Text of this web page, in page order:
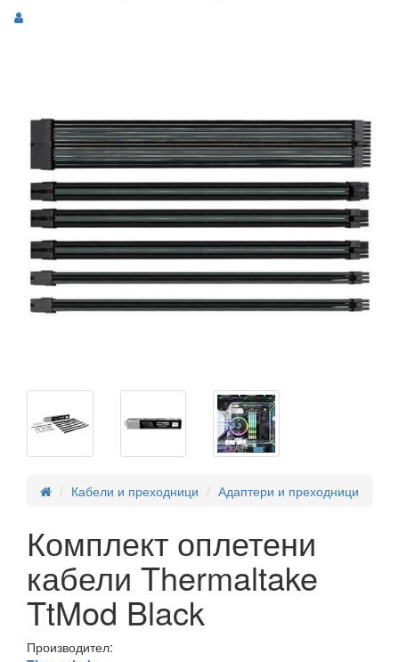
Кабели и преходници Адаптери и преходници
Комплект оплетени
кабели Thermaltake
TtMod Black
Производител: